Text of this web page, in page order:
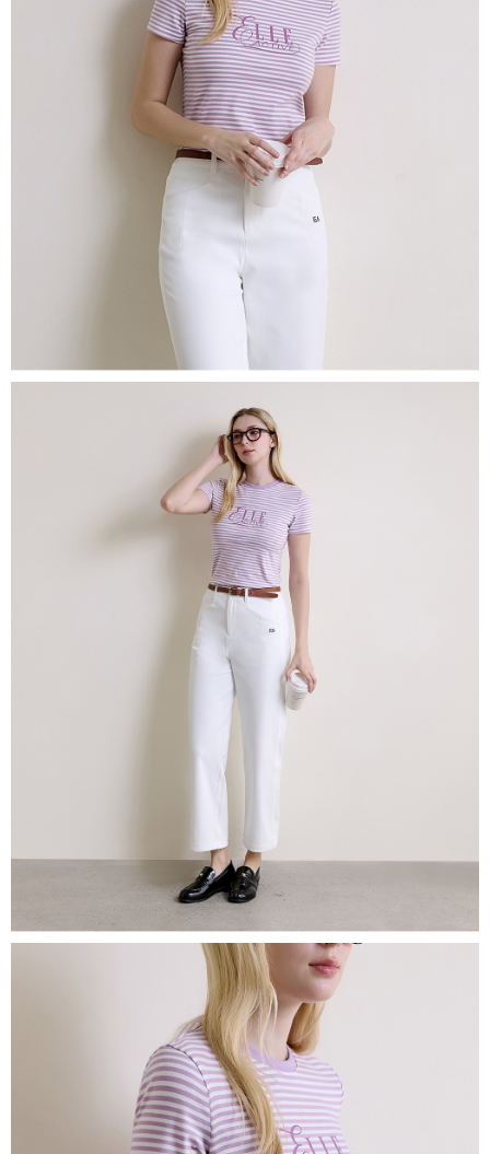
每筆NT$90，滿NT$1,500(含以上)免運費
每筆NT$225，滿NT$1,500(含以上)免運費